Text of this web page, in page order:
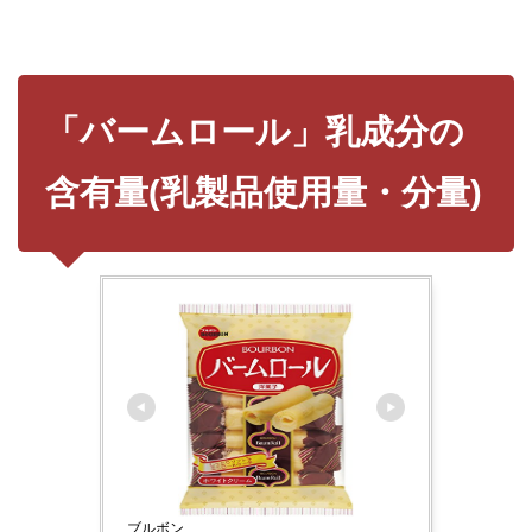
「バームロール」乳成分の
含有量(乳製品使用量・分量)